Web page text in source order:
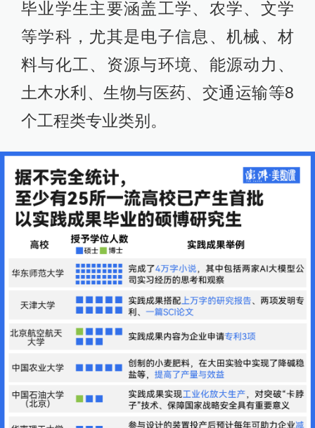
毕业学生主要涵盖工学、农学、文学
等学科，尤其是电子信息、机械、材
料与化工、资源与环境、能源动力、
土木水利、生物与医药、交通运输等8
个工程类专业类别。